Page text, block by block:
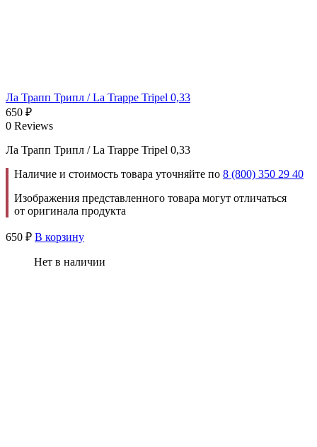
Ла Трапп Трипл / La Trappe Tripel 0,33
650 ₽
0 Reviews
Ла Трапп Трипл / La Trappe Tripel 0,33
Наличие и стоимость товара уточняйте по 8 (800) 350 29 40
Изображения представленного товара могут отличаться
от оригинала продукта
650 ₽ В корзину
Нет в наличии